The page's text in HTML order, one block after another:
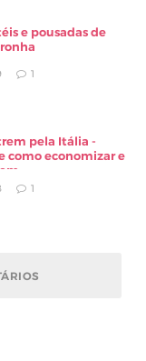
e pousadas de
1
pela Itália -
como economizar e
1